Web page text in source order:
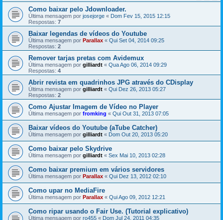
Como baixar pelo Jdownloader.
Última mensagem por josejorge « Dom Fev 15, 2015 12:15
Respostas: 7
Baixar legendas de vídeos do Youtube
Última mensagem por Parallax « Qui Set 04, 2014 09:25
Respostas: 2
Remover tarjas pretas com Avidemux
Última mensagem por gilliardt « Qua Ago 06, 2014 09:29
Respostas: 4
Abrir revista em quadrinhos JPG através do CDisplay
Última mensagem por gilliardt « Qui Dez 26, 2013 05:27
Respostas: 2
Como Ajustar Imagem de Vídeo no Player
Última mensagem por fromking « Qui Out 31, 2013 07:05
Baixar vídeos do Youtube (aTube Catcher)
Última mensagem por gilliardt « Dom Out 20, 2013 05:20
Como baixar pelo Skydrive
Última mensagem por gilliardt « Sex Mai 10, 2013 02:28
Como baixar premium em vários servidores
Última mensagem por Parallax « Qui Dez 13, 2012 02:10
Como upar no MediaFire
Última mensagem por Parallax « Qui Ago 09, 2012 12:21
Como ripar usando o Fair Use. (Tutorial explicativo)
Última mensagem por ro455 « Dom Jul 24, 2011 04:35